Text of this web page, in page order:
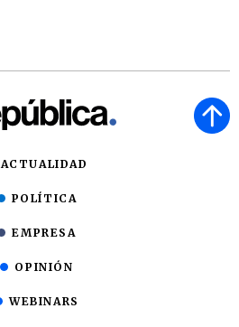
ACTUALIDAD
POLÍTICA
EMPRESA
OPINIÓN
WEBINARS